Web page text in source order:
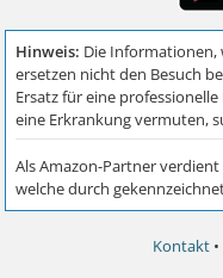
Kontakt •